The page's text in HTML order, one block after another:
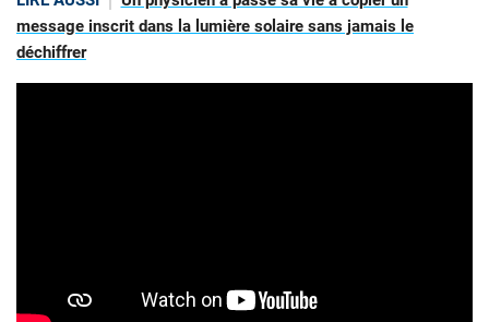
message inscrit dans la lumière solaire sans jamais le
déchiffrer